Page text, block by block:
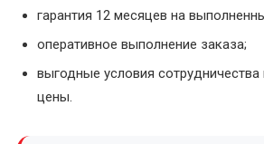
тяговых
Срочный
ремонт
гарантия 12 месяцев на
оперативное выполнение заказа;
выгодные условия сотрудничества
цены.